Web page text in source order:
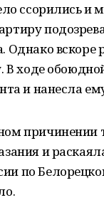
ссорились и
вскоре
В ходе
и нанесла
причинении
и
по